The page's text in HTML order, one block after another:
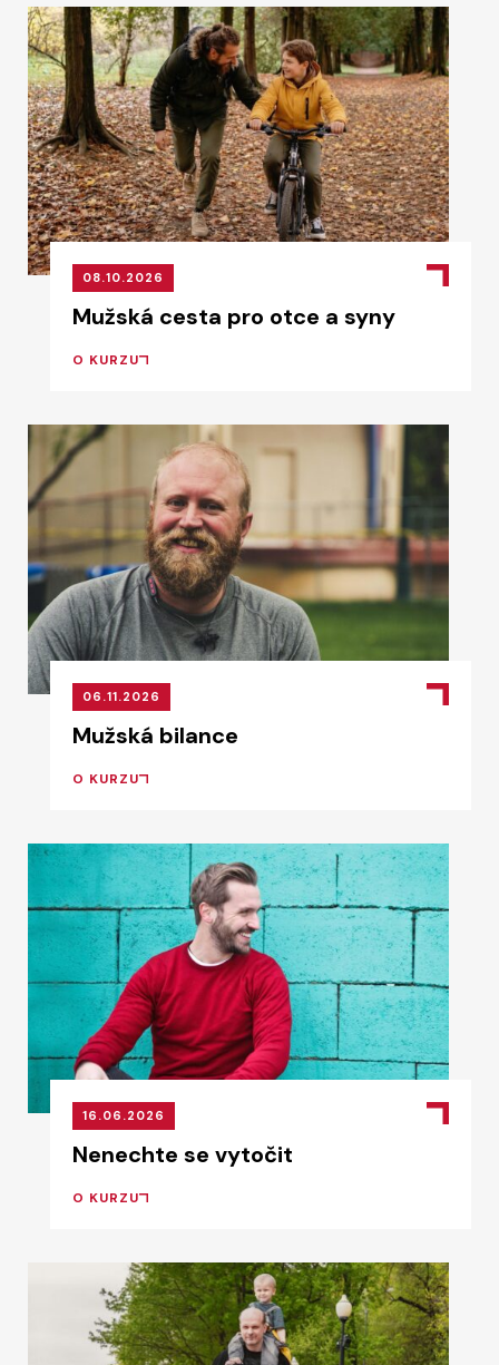
08.10.2026
Mužská cesta pro otce a syny
O KURZU
06.11.2026
Mužská bilance
O KURZU
16.06.2026
Nenechte se vytočit
O KURZU